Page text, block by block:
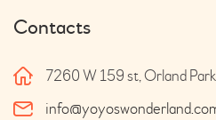
Contacts
7260 W 159 st, Orland